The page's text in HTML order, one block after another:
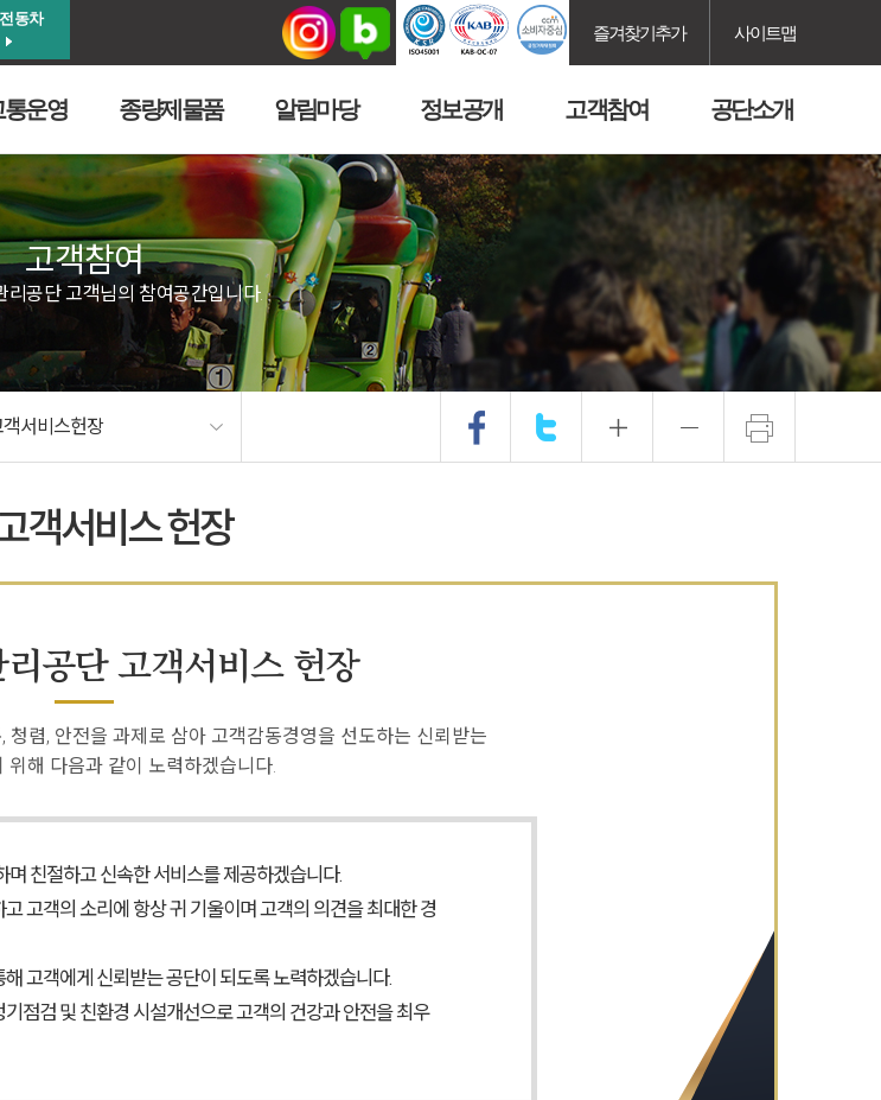
동차
즐겨찾기추가 사이트맵
통운영 종량제물품 알림마당 정보공개 고객참여 공단소개
고객참여
리공단 고객님의 참여공간입니다.
객서비스헌장
객서비스 헌장
공단고객서비스 헌장
청렴, 안전을 과제로 삼아 고객감동경영을 선도하는 신뢰받는
위해 다음과 같이 노력하겠습니다.
며 친절하고 신속한 서비스를 제공하겠습니다.
고객의 소리에 항상 귀 기울이며 고객의 의견을 최대한 경
고객에게 신뢰받는 공단이 되도록 노력하겠습니다.
점검 및 친환경 시설개선으로 고객의 건강과 안전을 최우